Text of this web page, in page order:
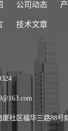
公司动态
技术文章
社区福华三路88号